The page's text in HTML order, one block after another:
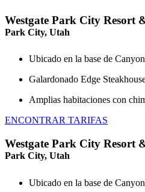
Westgate Park City Resort
Park City, Utah
Ubicado en la base de
Galardonado Edge
Amplias habitaciones con
ENCONTRAR TARIFAS
Westgate Park City Resort
Park City, Utah
Ubicado en la base de